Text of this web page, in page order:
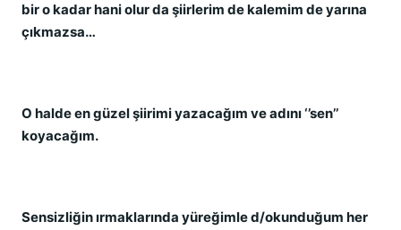
bir o kadar hani olur da şiirlerim de kalemim de yarına
çıkmazsa…
O halde en güzel şiirimi yazacağım ve adını ‘’sen’’
koyacağım.
Sensizliğin ırmaklarında yüreğimle d/okunduğum her